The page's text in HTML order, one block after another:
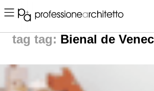
Home ▪ news ▪ tag: Bienal de Venecia 2010 |
tag: Bienal de